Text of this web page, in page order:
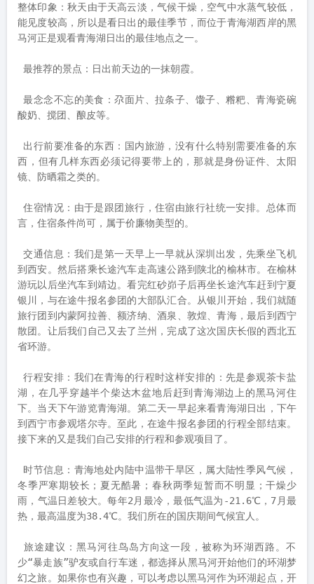
整体印象：秋天由于天高云淡，气候干燥，空气中水蒸气较低，
能见度较高，所以是看日出的最佳季节，而位于青海湖西岸的黑
马河正是观看青海湖日出的最佳地点之一。
最念念不忘的美食：尕面片、拉条子、馓子、糌粑、青海瓷碗
酸奶、搅团、酿皮等。
西，但有几样东西必须记得要带上的，那就是身份证件、太阳
镜、防晒霜之类的。
住宿情况：由于是跟团旅行，住宿由旅行社统一安排。总体而
言，住宿条件尚可，属于价廉物美型的。
交通信息：我们是第一天早上一早就从深圳出发，先乘坐飞机
到西安。然后搭乘长途汽车走高速公路到陕北的榆林市。在榆林
游玩以后坐汽车到靖边。看完红砂峁子后再坐长途汽车赶到宁夏
银川，与在途牛报名参团的大部队汇合。从银川开始，我们就随
旅行团到内蒙阿拉善、额济纳、酒泉、敦煌、青海，最后到西宁
散团。让后我们自己又去了兰州，完成了这次国庆长假的西北五
省环游。
行程安排：我们在青海的行程时这样安排的：先是参观茶卡盐
湖，在几乎穿越半个柴达木盆地后赶到青海湖边上的黑马河住
下。当天下午游览青海湖。第二天一早起来看青海湖日出，下午
到西宁市参观塔尔寺。至此，在途牛报名参团的行程全部结束。
接下来的又是我们自己安排的行程和参观项目了。
冬季严寒期较长；夏无酷暑；春秋两季短暂而不明显；干燥少
雨，气温日差较大。每年2月最冷，最低气温为-21.6℃，7月最
热，最高温度为38.4℃。我们所在的国庆期间气候宜人。
少“暴走族”驴友或自行车迷，都选择从黑马河开始他们的环湖梦
幻之旅。如果你也有兴趣，可以考虑以黑马河作为环湖起点，开